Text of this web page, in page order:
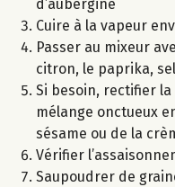
d’aubergine
Cuire à la vapeur
Passer au mixeur
citron, le paprika,
Si besoin, rectifier
mélange onctueux
sésame ou de la
Vérifier
Saupoudrer de